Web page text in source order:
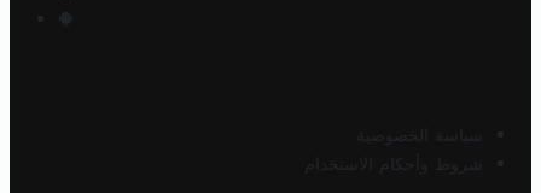
سياسة الخصوصية
شروط وأحكام الاستخدام